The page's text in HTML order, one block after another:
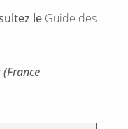
le Guide des